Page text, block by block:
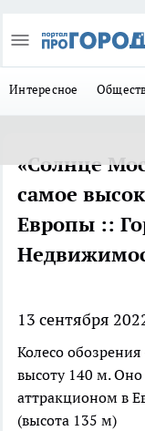
Интересное
«Солнце
самое
Европы ::
13 сентября
Колесо
высоту 140 м.
аттракционом в
(высота 135 м)